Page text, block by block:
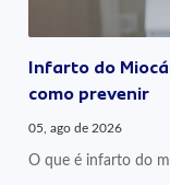
Infarto do
como prevenir
05, ago de 2026
O que é infarto do